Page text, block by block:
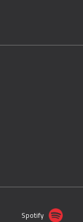
Spotify